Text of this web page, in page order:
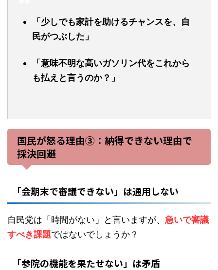
「少しでも家計を助けるチャンスを、自
民がつぶした」
「意味不明な高いガソリン代をこれから
も払えと言うのか？」
国民が怒る理由③：納得できない理由で
採決回避
「会期末で審議できない」は通用しない
自民党は「時間がない」と言いますが、 急いで審議
すべき課題ではないでしょうか？
「参院の機能を果たせない」は矛盾